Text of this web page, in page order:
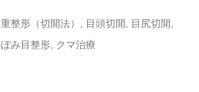
整形（切開法）, 目頭切開, 目尻切開,
み目整形, クマ治療